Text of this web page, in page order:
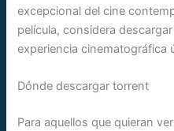
excepcional del cine
película, considera
experiencia cinematográfica
Dónde descargar torrent
Para aquellos que quieran